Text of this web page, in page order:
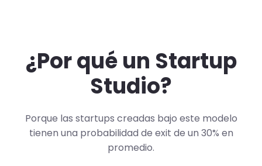
¿Por qué un Startup
Studio?
Porque las startups creadas bajo este modelo
tienen una probabilidad de exit de un 30% en
promedio.